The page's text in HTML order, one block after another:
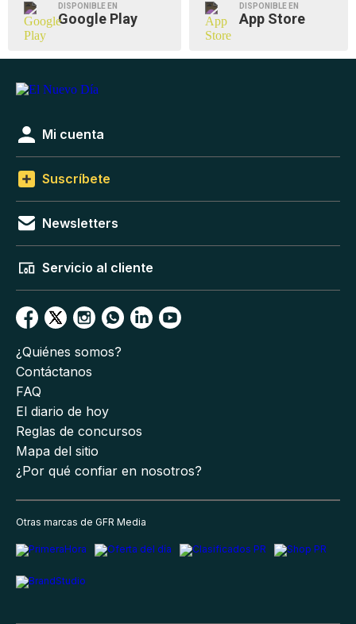
DISPONIBLE EN
Google Play
DISPONIBLE EN
App Store
Mi cuenta
Suscríbete
Newsletters
Servicio al cliente
¿Quiénes somos?
Contáctanos
FAQ
El diario de hoy
Reglas de concursos
Mapa del sitio
¿Por qué confiar en nosotros?
Otras marcas de GFR Media